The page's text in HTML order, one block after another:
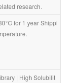
research.
for 1 year Shippi
| High Solubilit